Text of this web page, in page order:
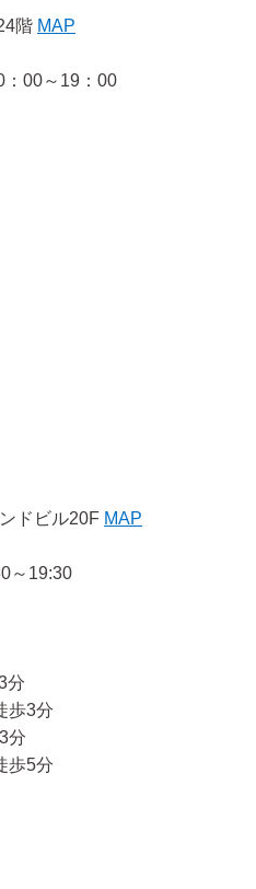
階 MAP
：00～19：00
ドビル20F MAP
～19:30
分
歩3分
分
歩5分